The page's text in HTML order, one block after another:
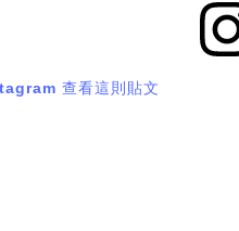
查看這則貼文